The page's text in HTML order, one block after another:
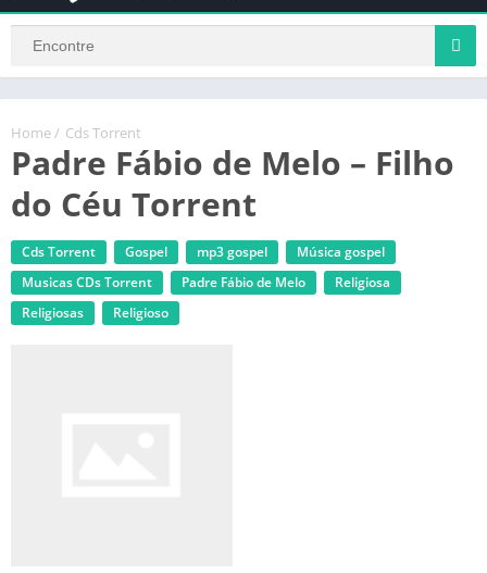
Home / Cds Torrent
Padre Fábio de Melo – Filho
do Céu Torrent
Cds Torrent Gospel mp3 gospel
Música gospel
‎Musicas CDs Torrent
Padre Fábio de Melo
Religiosa
Religiosas
Religioso